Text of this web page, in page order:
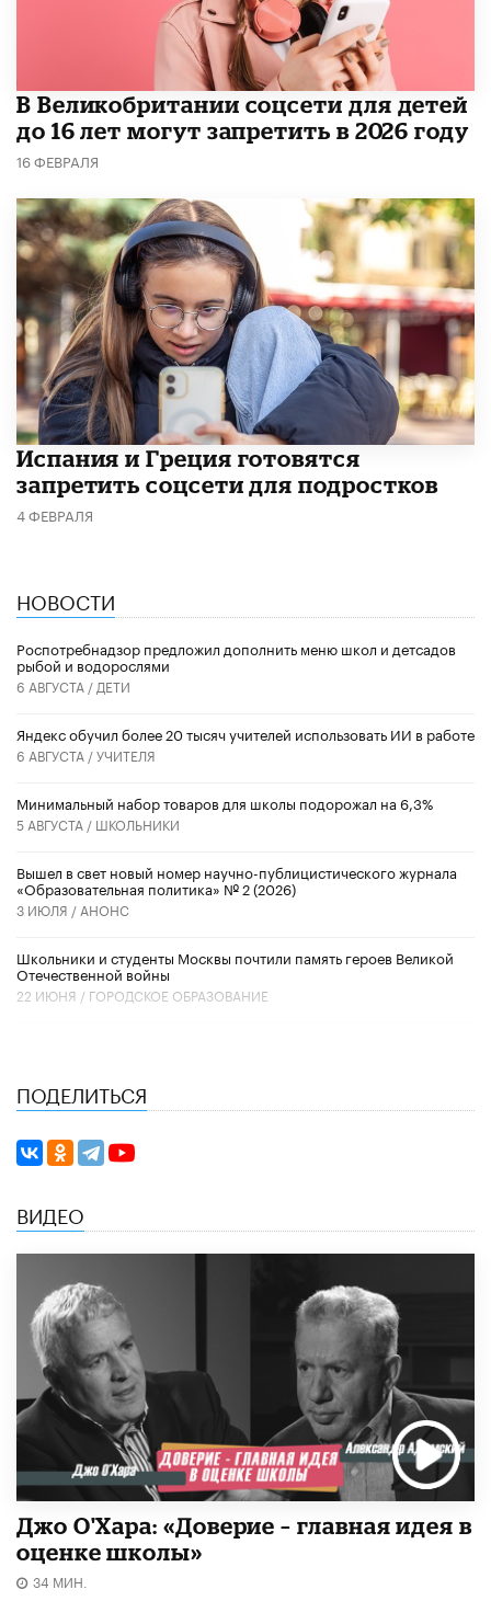
В Великобритании соцсети для детей
до 16 лет могут запретить в 2026 году
16 ФЕВРАЛЯ
Испания и Греция готовятся
запретить соцсети для подростков
4 ФЕВРАЛЯ
НОВОСТИ
Роспотребнадзор предложил дополнить меню школ и детсадов
рыбой и водорослями
6 АВГУСТА / ДЕТИ
​Яндекс обучил более 20 тысяч учителей использовать ИИ в работе
6 АВГУСТА /УЧИТЕЛЯ
Минимальный набор товаров для школы подорожал на 6,3%
5 АВГУСТА / ШКОЛЬНИКИ
Вышел в свет новый номер научно-публицистического журнала
«Образовательная политика» № 2 (2026)
3 ИЮЛЯ / АНОНС
Школьники и студенты Москвы почтили память героев Великой
Отечественной войны
22 ИЮНЯ / ГОРОДСКОЕ ОБРАЗОВАНИЕ
ПОДЕЛИТЬСЯ
ВИДЕО
Джо О'Хара: «Доверие – главная идея в
оценке школы»
34 МИН.